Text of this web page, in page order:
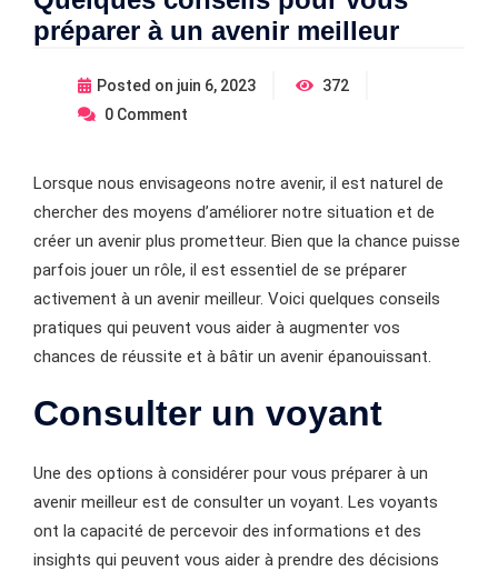
préparer à un avenir meilleur
Posted on juin 6, 2023
372
0 Comment
Lorsque nous envisageons notre avenir, il est naturel de
chercher des moyens d’améliorer notre situation et de
créer un avenir plus prometteur. Bien que la chance puisse
parfois jouer un rôle, il est essentiel de se préparer
activement à un avenir meilleur. Voici quelques conseils
pratiques qui peuvent vous aider à augmenter vos
chances de réussite et à bâtir un avenir épanouissant.
Consulter un voyant
Une des options à considérer pour vous préparer à un
avenir meilleur est de consulter un voyant. Les voyants
ont la capacité de percevoir des informations et des
insights qui peuvent vous aider à prendre des décisions